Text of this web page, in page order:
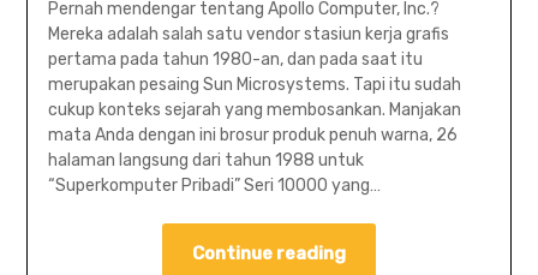
Pernah mendengar tentang Apollo Computer, Inc.?
Mereka adalah salah satu vendor stasiun kerja grafis
pertama pada tahun 1980-an, dan pada saat itu
merupakan pesaing Sun Microsystems. Tapi itu sudah
cukup konteks sejarah yang membosankan. Manjakan
mata Anda dengan ini brosur produk penuh warna, 26
halaman langsung dari tahun 1988 untuk
“Superkomputer Pribadi” Seri 10000 yang…
Continue reading